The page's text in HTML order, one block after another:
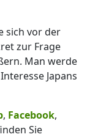
sich vor der
zur Frage
Man werde
Japans
, Facebook,
Sie